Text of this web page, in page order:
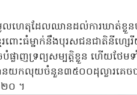
លហេតុដែលឈានដល់ការឃាត់ខ្លួន
ពោះធំម្នាក់នឹងបុរសជនជាតិនីហ្សេ
បំផ្លាញទ្រព្យសម្បត្តិខ្លួន ហើយថែ
នយកលុយចំនួន៣៥០០ដុល្លារគេ
២០ ។